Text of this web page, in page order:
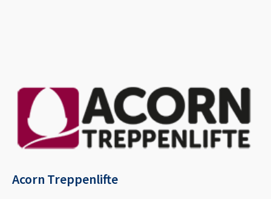
Acorn Treppenlifte